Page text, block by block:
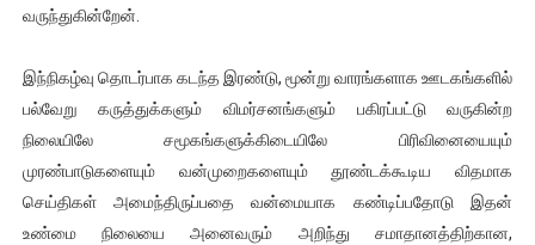
வருந்துகின்றேன்.
இந்நிகழ்வு தொடர்பாக கடந்த இரண்டு, மூன்று வாரங்களாக ஊடகங்களில்
பல்வேறு கருத்துக்களும் விமர்சனங்களும் பகிரப்பட்டு வருகின்ற
நிலையிலே சமூகங்களுக்கிடையிலே பிரிவினையையும்
முரண்பாடுகளையும் வன்முறைகளையும் தூண்டக்கூடிய விதமாக
செய்திகள் அமைந்திருப்பதை வன்மையாக கண்டிப்பதோடு இதன்
உண்மை நிலையை அனைவரும் அறிந்து சமாதானத்திற்கான,